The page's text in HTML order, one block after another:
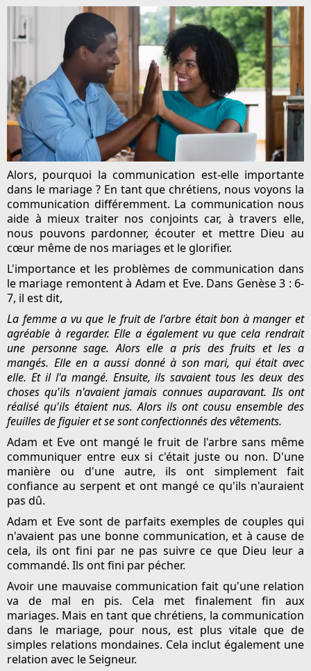
Alors, pourquoi la communication est-elle importante
dans le mariage ? En tant que chrétiens, nous voyons la
communication différemment. La communication nous
aide à mieux traiter nos conjoints car, à travers elle,
nous pouvons pardonner, écouter et mettre Dieu au
cœur même de nos mariages et le glorifier.
L'importance et les problèmes de communication dans
le mariage remontent à Adam et Eve. Dans Genèse 3 : 6-
7, il est dit,
La femme a vu que le fruit de l'arbre était bon à manger et
agréable à regarder. Elle a également vu que cela rendrait
une personne sage. Alors elle a pris des fruits et les a
mangés. Elle en a aussi donné à son mari, qui était avec
elle. Et il l'a mangé. Ensuite, ils savaient tous les deux des
choses qu'ils n'avaient jamais connues auparavant. Ils ont
réalisé qu'ils étaient nus. Alors ils ont cousu ensemble des
feuilles de figuier et se sont confectionnés des vêtements.
Adam et Eve ont mangé le fruit de l'arbre sans même
communiquer entre eux si c'était juste ou non. D'une
manière ou d'une autre, ils ont simplement fait
confiance au serpent et ont mangé ce qu'ils n'auraient
pas dû.
Adam et Eve sont de parfaits exemples de couples qui
n'avaient pas une bonne communication, et à cause de
cela, ils ont fini par ne pas suivre ce que Dieu leur a
commandé. Ils ont fini par pécher.
Avoir une mauvaise communication fait qu'une relation
va de mal en pis. Cela met finalement fin aux
mariages. Mais en tant que chrétiens, la communication
dans le mariage, pour nous, est plus vitale que de
simples relations mondaines. Cela inclut également une
relation avec le Seigneur.